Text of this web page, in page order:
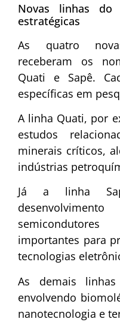
Novas linhas do
estratégicas
As quatro
receberam os
Quati e Sapê.
específicas em
A linha Quati, por
estudos
minerais críticos,
indústrias
Já a linha
importantes para
tecnologias
As demais
envolvendo
nanotecnologia e